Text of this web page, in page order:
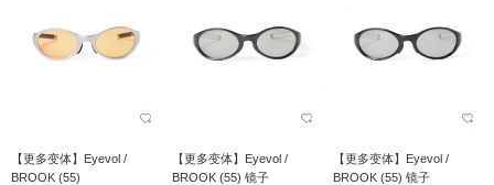
【更多变体】Eyevol /
BROOK (55)
【更多变体】Eyevol /
BROOK (55) 镜子
【更多变体】Eyevol /
BROOK (55) 镜子